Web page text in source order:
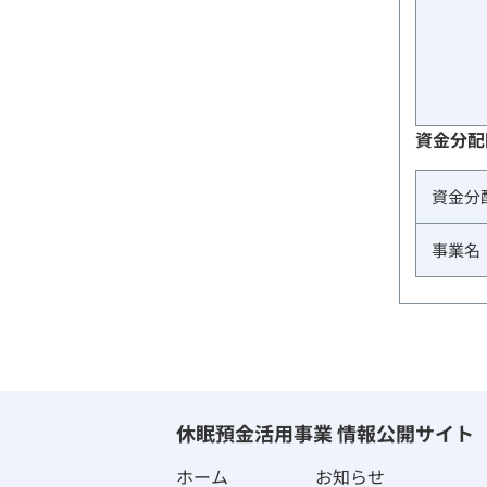
資金分
資金分
事業名
休眠預金活用事業 情報公開サイト
ホーム お知らせ